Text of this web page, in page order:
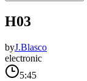
H03
byJ.Blasco
electronic
5:45